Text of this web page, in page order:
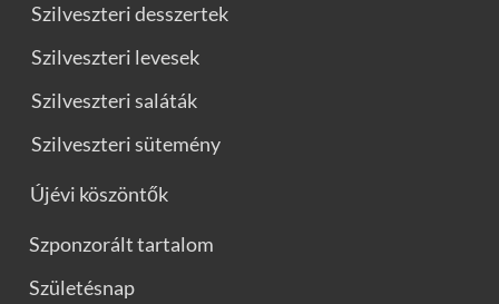
Szilveszteri desszertek
Szilveszteri levesek
Szilveszteri saláták
Szilveszteri sütemény
Újévi köszöntők
Szponzorált tartalom
Születésnap